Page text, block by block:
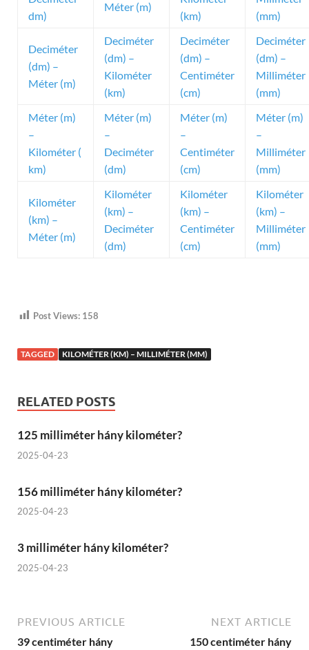
dm)
Méter (m)
(km)
(mm)
Deciméter
(dm) –
Méter (m)
Deciméter
(dm) –
Kilométer
(km)
Deciméter
(dm) –
Centiméter
(cm)
Deciméter
(dm) –
Milliméter
(mm)
Méter (m)
–
Kilométer (
km)
Méter (m)
–
Deciméter
(dm)
Méter (m)
–
Centiméter
(cm)
Méter (m)
–
Milliméter
(mm)
Kilométer
(km) –
Méter (m)
Kilométer
(km) –
Deciméter
(dm)
Kilométer
(km) –
Centiméter
(cm)
Kilométer
(km) –
Milliméter
(mm)
Post Views: 158
TAGGED KILOMÉTER (KM) – MILLIMÉTER (MM)
RELATED POSTS
125 milliméter hány kilométer?
2025-04-23
156 milliméter hány kilométer?
2025-04-23
3 milliméter hány kilométer?
2025-04-23
PREVIOUS ARTICLE
39 centiméter hány
NEXT ARTICLE
150 centiméter hány